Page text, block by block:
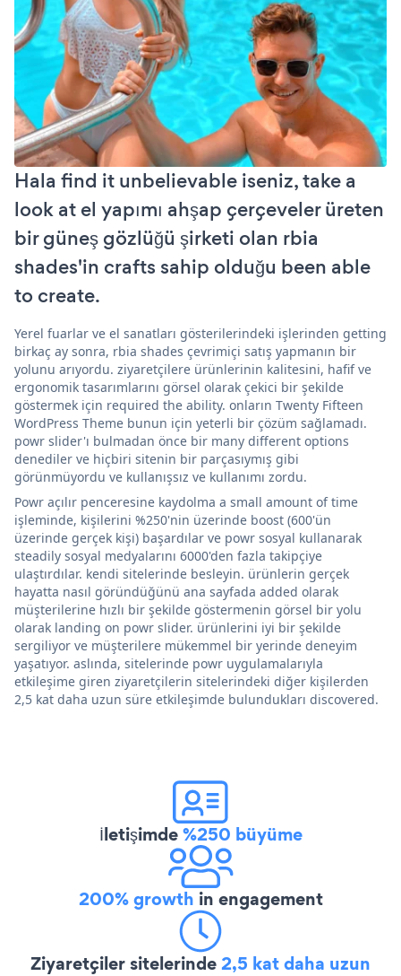
Hala find it unbelievable iseniz, take a
look at el yapımı ahşap çerçeveler üreten
bir güneş gözlüğü şirketi olan rbia
shades'in crafts sahip olduğu been able
to create.
Yerel fuarlar ve el sanatları gösterilerindeki işlerinden getting
birkaç ay sonra, rbia shades çevrimiçi satış yapmanın bir
yolunu arıyordu. ziyaretçilere ürünlerinin kalitesini, hafif ve
ergonomik tasarımlarını görsel olarak çekici bir şekilde
göstermek için required the ability. onların Twenty Fifteen
WordPress Theme bunun için yeterli bir çözüm sağlamadı.
powr slider'ı bulmadan önce bir many different options
denediler ve hiçbiri sitenin bir parçasıymış gibi
görünmüyordu ve kullanışsız ve kullanımı zordu.
Powr açılır penceresine kaydolma a small amount of time
işleminde, kişilerini %250'nin üzerinde boost (600'ün
üzerinde gerçek kişi) başardılar ve powr sosyal kullanarak
steadily sosyal medyalarını 6000'den fazla takipçiye
ulaştırdılar. kendi sitelerinde besleyin. ürünlerin gerçek
hayatta nasıl göründüğünü ana sayfada added olarak
müşterilerine hızlı bir şekilde göstermenin görsel bir yolu
olarak landing on powr slider. ürünlerini iyi bir şekilde
sergiliyor ve müşterilere mükemmel bir yerinde deneyim
yaşatıyor. aslında, sitelerinde powr uygulamalarıyla
etkileşime giren ziyaretçilerin sitelerindeki diğer kişilerden
2,5 kat daha uzun süre etkileşimde bulundukları discovered.
İletişimde%250 büyüme
200% growth in engagement
Ziyaretçiler sitelerinde2,5 kat daha uzun